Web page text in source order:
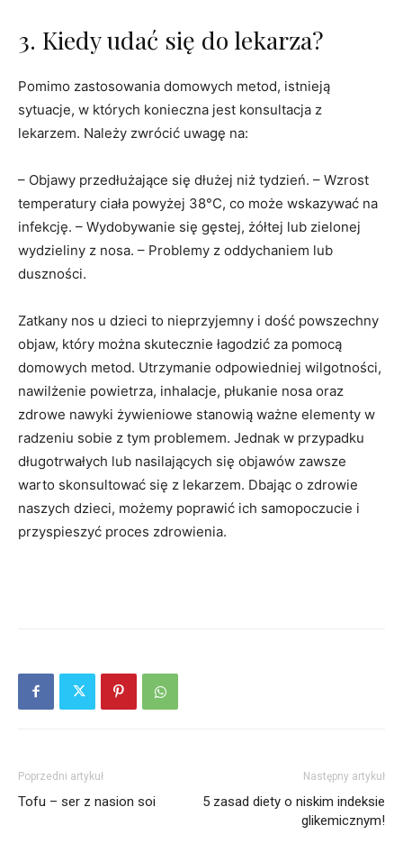
3. Kiedy udać się do lekarza?
Pomimo zastosowania domowych metod, istnieją
sytuacje, w których konieczna jest konsultacja z
lekarzem. Należy zwrócić uwagę na:
– Objawy przedłużające się dłużej niż tydzień. – Wzrost
temperatury ciała powyżej 38°C, co może wskazywać na
infekcję. – Wydobywanie się gęstej, żółtej lub zielonej
wydzieliny z nosa. – Problemy z oddychaniem lub
duszności.
Zatkany nos u dzieci to nieprzyjemny i dość powszechny
objaw, który można skutecznie łagodzić za pomocą
domowych metod. Utrzymanie odpowiedniej wilgotności,
nawilżenie powietrza, inhalacje, płukanie nosa oraz
zdrowe nawyki żywieniowe stanowią ważne elementy w
radzeniu sobie z tym problemem. Jednak w przypadku
długotrwałych lub nasilających się objawów zawsze
warto skonsultować się z lekarzem. Dbając o zdrowie
naszych dzieci, możemy poprawić ich samopoczucie i
przyspieszyć proces zdrowienia.
Poprzedni artykuł
Tofu – ser z nasion soi
Następny artykuł
5 zasad diety o niskim indeksie
glikemicznym!